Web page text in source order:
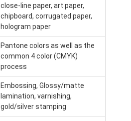
close-line paper, art paper,
chipboard, corrugated paper,
hologram paper
Pantone colors as well as the
common 4 color (CMYK)
process
Embossing, Glossy/matte
lamination, varnishing,
gold/silver stamping